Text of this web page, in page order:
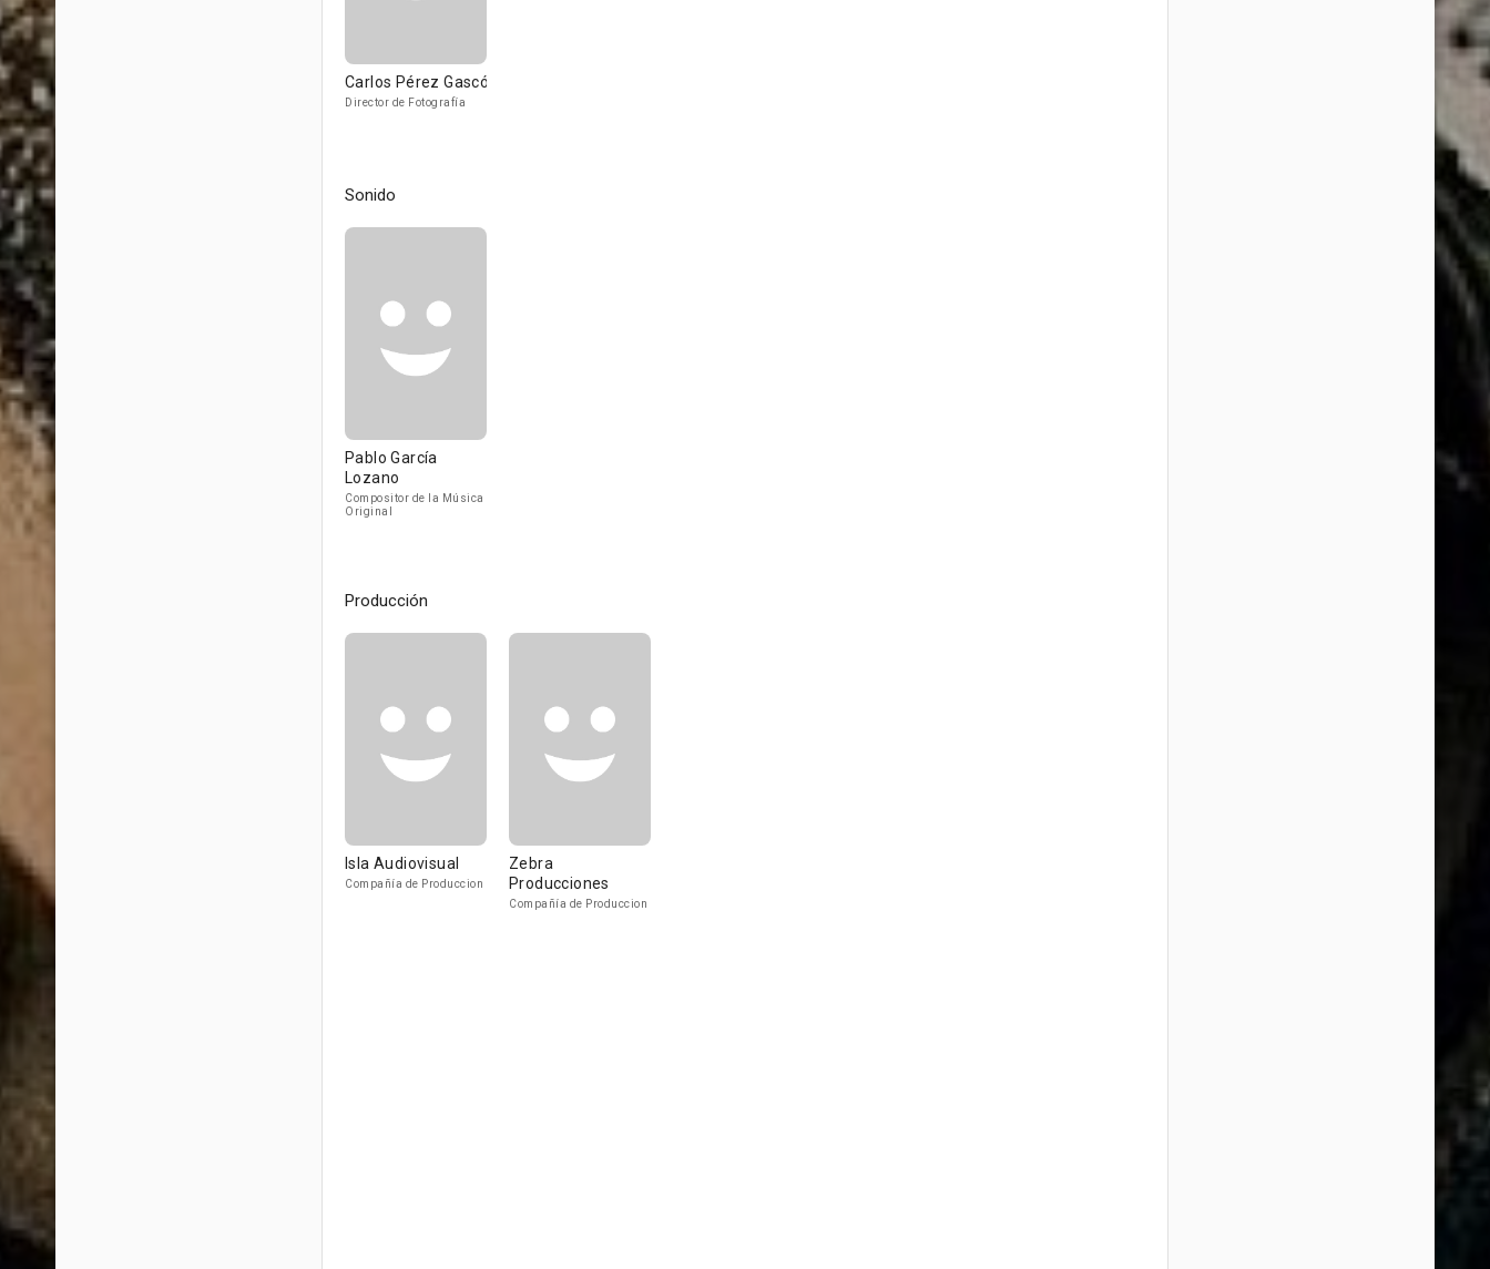
Carlos Pérez Gascó
Director de Fotografía
Sonido
Pablo García
Lozano
Compositor de la Música
Original
Producción
Isla Audiovisual
Compañía de Produccion
Zebra
Producciones
Compañía de Produccion